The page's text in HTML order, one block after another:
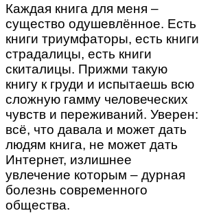
Каждая книга для меня –
существо одушевлённое. Есть
книги триумфаторы, есть книги
страдалицы, есть книги
скиталицы. Прижми такую
книгу к груди и испытаешь всю
сложную гамму человеческих
чувств и переживаний. Уверен:
всё, что давала и может дать
людям книга, не может дать
Интернет, излишнее
увлечение которым – дурная
болезнь современного
общества.